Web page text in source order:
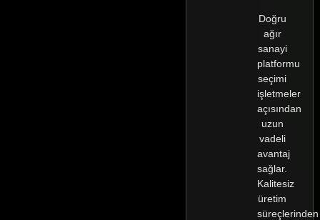
Doğru
ağır
sanayi
platformu
seçimi
işletmeler
açısından
uzun
vadeli
avantaj
sağlar.
Kalitesiz
üretim
süreçlerinden